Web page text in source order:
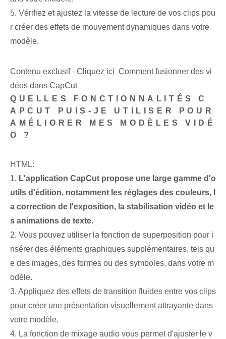
5. Vérifiez et ajustez la vitesse de lecture de vos clips pou
r créer des effets de mouvement dynamiques dans votre
modèle.
Contenu exclusif - Cliquez ici Comment fusionner des vi
déos dans CapCut
QUELLES FONCTIONNALITÉS C
APCUT PUIS-JE UTILISER POUR
AMÉLIORER MES MODÈLES VIDÉ
O ?
HTML:
1. L'application CapCut propose une large gamme d'o
utils d'édition, notamment les réglages des couleurs, l
a correction de l'exposition, la stabilisation vidéo et le
s animations de texte.
2. Vous pouvez utiliser la fonction de superposition pour i
nsérer des éléments graphiques supplémentaires, tels qu
e des images, des formes ou des symboles, dans votre m
odèle.
3. Appliquez des effets de transition fluides entre vos clips
pour créer une présentation visuellement attrayante dans
votre modèle.
4. La fonction de mixage audio vous permet d'ajuster le v